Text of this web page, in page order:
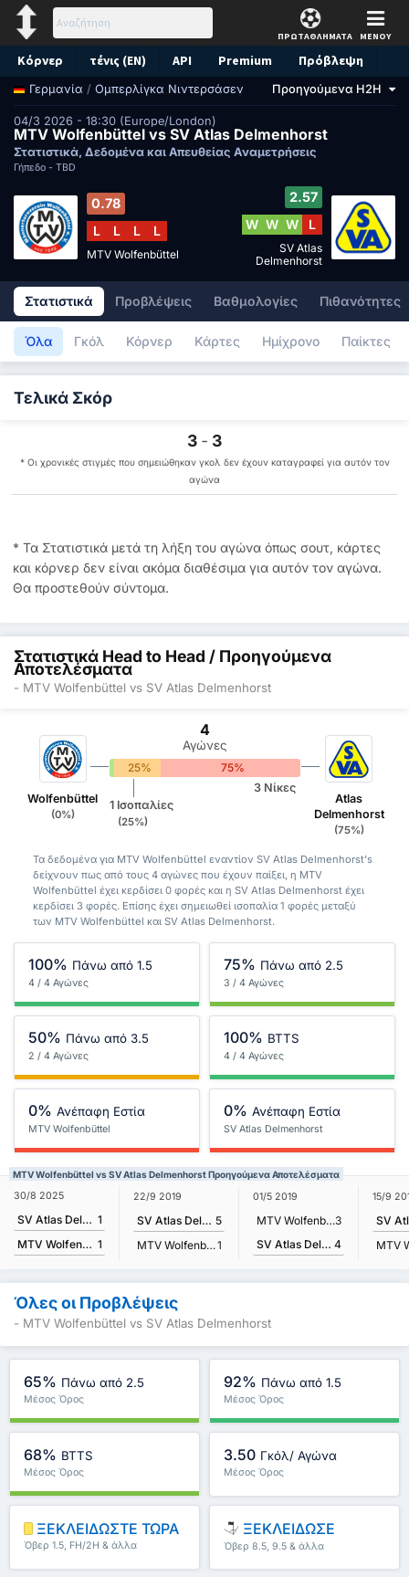
ΠΡΩΤΑΘΛΗΜΑΤΑ ΜΕΝΟΥ
Κόρνερ τένις (EN) API Premium Πρόβλεψη
Γερμανία / Ομπερλίγκα Νιντερσάσεν Προηγούμενα H2H
04/3 2026 - 18:30 (Europe/London)
MTV Wolfenbüttel vs SV Atlas Delmenhorst
Στατιστικά, Δεδομένα και Απευθείας Αναμετρήσεις
Γήπεδο - TBD
0.78
L
L L L
MTV Wolfenbüttel
2.57
W W W L
SV Atlas
Delmenhorst
Στατιστικά Προβλέψεις Βαθμολογίες Πιθανότητες
Όλα Γκόλ Κόρνερ Κάρτες Ημίχρονο Παίκτες
Τελικά Σκόρ
3 - 3
* Οι χρονικές στιγμές που σημειώθηκαν γκολ δεν έχουν καταγραφεί για αυτόν τον
αγώνα
* Τα Στατιστικά μετά τη λήξη του αγώνα όπως σουτ, κάρτες
και κόρνερ δεν είναι ακόμα διαθέσιμα για αυτόν τον αγώνα.
Θα προστεθούν σύντομα.
Στατιστικά Head to Head / Προηγούμενα
Αποτελέσματα
- MTV Wolfenbüttel vs SV Atlas Delmenhorst
Wolfenbüttel
(0%)
4
Αγώνες
0%25% 75%
1 Ισοπαλίες
(25%)
3 Νίκες
Atlas
Delmenhorst
(75%)
Τα δεδομένα για MTV Wolfenbüttel εναντίον SV Atlas Delmenhorst's
δείχνουν πως από τους 4 αγώνες που έχουν παίξει, η MTV
Wolfenbüttel έχει κερδίσει 0 φορές και η SV Atlas Delmenhorst έχει
κερδίσει 3 φορές. Επίσης έχει σημειωθεί ισοπαλία 1 φορές μεταξύ
των MTV Wolfenbüttel και SV Atlas Delmenhorst.
100% Πάνω από 1.5
4 / 4 Αγώνες
75% Πάνω από 2.5
3 / 4 Αγώνες
50% Πάνω από 3.5
2 / 4 Αγώνες
100% BTTS
4 / 4 Αγώνες
0% Ανέπαφη Εστία
MTV Wolfenbüttel
0% Ανέπαφη Εστία
SV Atlas Delmenhorst
MTV Wolfenbüttel vs SV Atlas Delmenhorst Προηγούμενα Αποτελέσματα
30/8 2025
SV Atlas Delmenhorst 1
MTV Wolfenbüttel 1
22/9 2019
SV Atlas Delmenhorst 5
MTV Wolfenbüttel 1
01/5 2019
MTV Wolfenbüttel3
SV Atlas Delmenhorst 4
15/9
Όλες οι Προβλέψεις
- MTV Wolfenbüttel vs SV Atlas Delmenhorst
65% Πάνω από 2.5
Μέσος Όρος
92% Πάνω από 1.5
Μέσος Όρος
68% BTTS
Μέσος Όρος
3.50 Γκόλ/ Αγώνα
Μέσος Όρος
ΞΕΚΛΕΙΔΩΣΤΕ ΤΩΡΑ
Όβερ 1.5, FH/2H & άλλα
ΞΕΚΛΕΙΔΩΣΕ
Όβερ 8.5, 9.5 & άλλα